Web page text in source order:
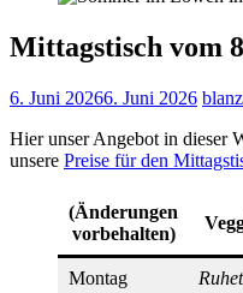
Mittagstisch vom
6. Juni 20266. Juni 2026
Hier unser Angebot in dieser
unsere Preise für den
(Änderungen
vorbehalten)
Montag